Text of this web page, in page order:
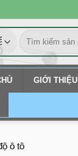
Tìm
kiếm:
GIỚI THIỆU
ô tô